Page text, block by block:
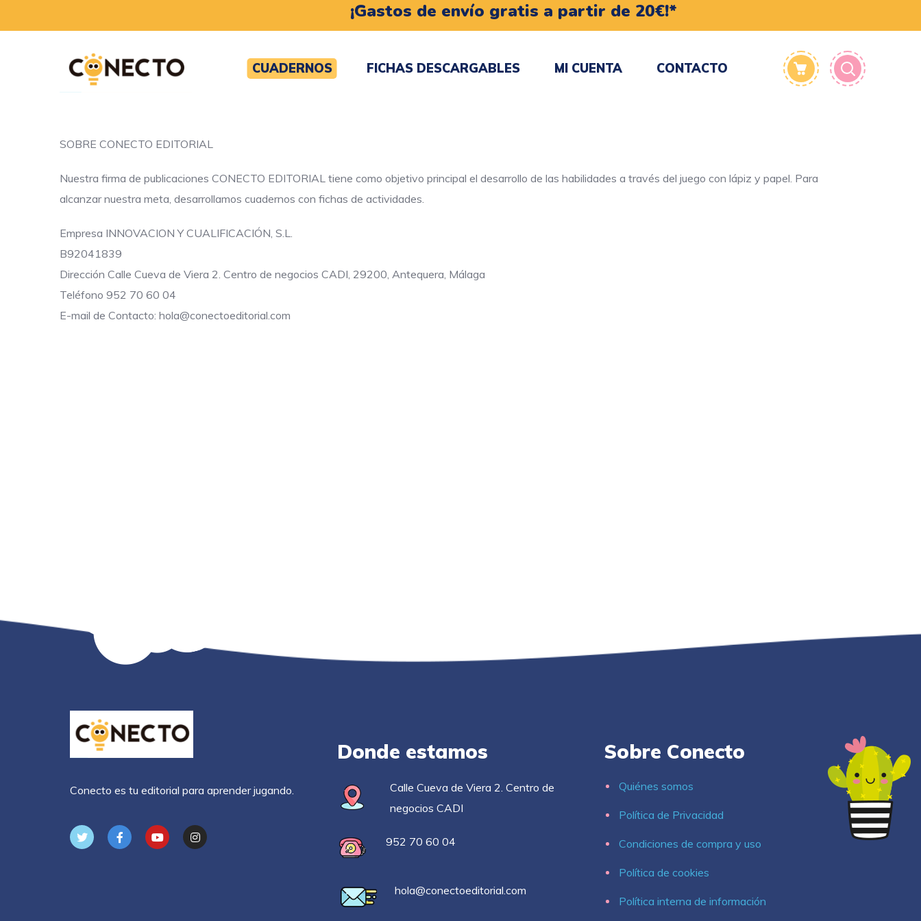
¡Gastos de envío gratis a partir de 20€!*
CUADERNOS FICHAS DESCARGABLES MI CUENTA CONTACTO
SOBRE CONECTO EDITORIAL
Nuestra firma de publicaciones CONECTO EDITORIAL tiene como objetivo principal el desarrollo de las habilidades a través del juego con lápiz y papel. Para
alcanzar nuestra meta, desarrollamos cuadernos con fichas de actividades.
Empresa INNOVACION Y CUALIFICACIÓN, S.L.
B92041839
Dirección Calle Cueva de Viera 2. Centro de negocios CADI, 29200, Antequera, Málaga
Teléfono 952 70 60 04
E-mail de Contacto: hola@conectoeditorial.com
Conecto es tu editorial para aprender jugando.
Donde estamos
Calle Cueva de Viera 2. Centro de
negocios CADI
952 70 60 04
hola@conectoeditorial.com
Sobre Conecto
Quiénes somos
Política de Privacidad
Condiciones de compra y uso
Política de cookies
Política interna de información